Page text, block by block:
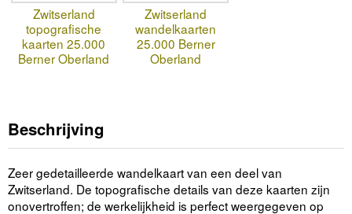
Zwitserland
topografische
kaarten 25.000
Berner Oberland
Zwitserland
wandelkaarten
25.000 Berner
Oberland
Beschrijving
Zeer gedetailleerde wandelkaart van een deel van
Zwitserland. De topografische details van deze kaarten zijn
onovertroffen; de werkelijkheid is perfect weergegeven op